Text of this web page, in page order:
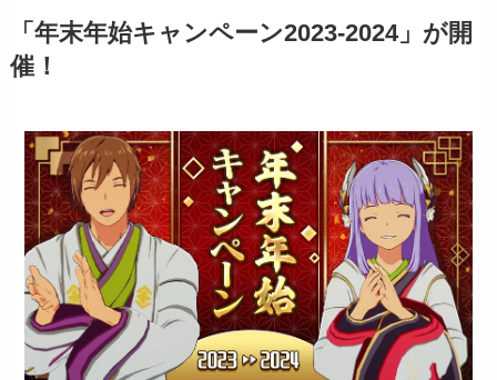
「年末年始キャンペーン2023-2024」が開
催！